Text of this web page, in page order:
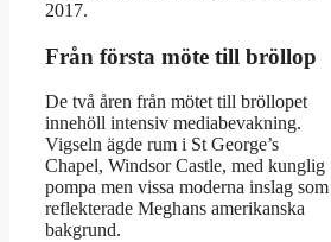
2017.
Från första möte till bröllop
De två åren från mötet till bröllopet
innehöll intensiv mediabevakning.
Vigseln ägde rum i St George’s
Chapel, Windsor Castle, med kunglig
pompa men vissa moderna inslag som
reflekterade Meghans amerikanska
bakgrund.